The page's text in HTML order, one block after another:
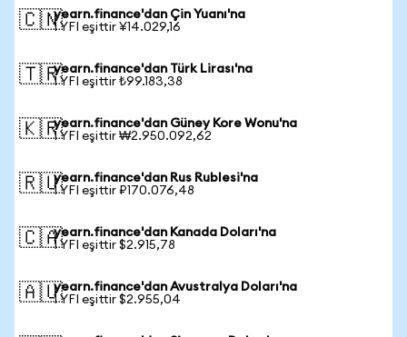
🇨🇳yearn.finance'dan Çin Yuanı'na
1 YFI eşittir ¥14.029,16
🇹🇷yearn.finance'dan Türk Lirası'na
1 YFI eşittir ₺99.183,38
🇰🇷yearn.finance'dan Güney Kore Wonu'na
1 YFI eşittir ₩2.950.092,62
🇷🇺yearn.finance'dan Rus Rublesi'na
1 YFI eşittir ₽170.076,48
🇨🇦yearn.finance'dan Kanada Doları'na
1 YFI eşittir $2.915,78
🇦🇺yearn.finance'dan Avustralya Doları'na
1 YFI eşittir $2.955,04